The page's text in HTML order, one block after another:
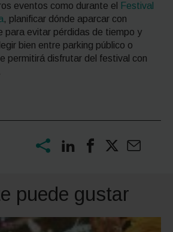
eventos como durante el
Festival
, planificar dónde aparcar con
para evitar pérdidas de tiempo y
bien entre parking público o
permitirá disfrutar del festival con
puede gustar